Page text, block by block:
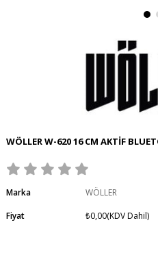
WÖLLER W-620 16 CM AKTİF
Marka
WÖLLER
Fiyat
₺0,00(KDV Dahil)